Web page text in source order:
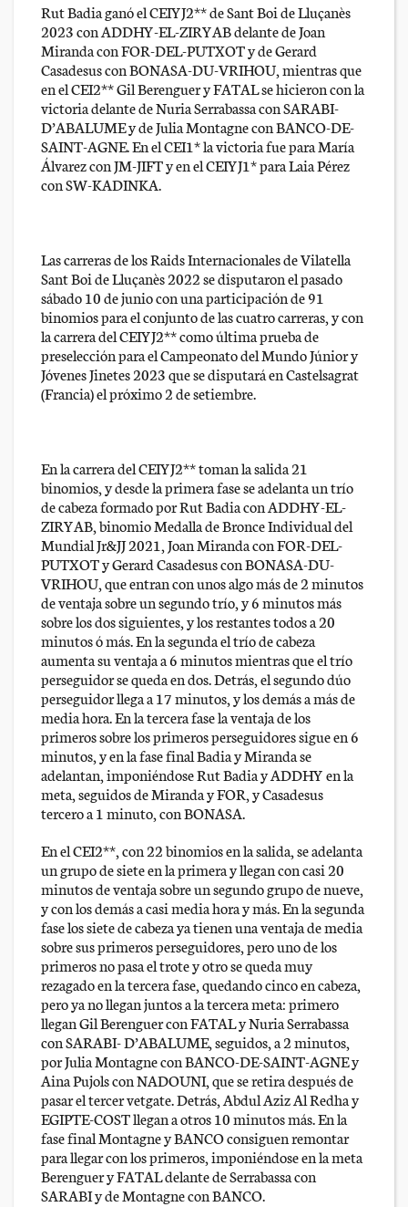
Rut Badia ganó el CEIYJ2** de Sant Boi de Lluçanès
2023 con ADDHY-EL-ZIRYAB delante de Joan
Miranda con FOR-DEL-PUTXOT y de Gerard
Casadesus con BONASA-DU-VRIHOU, mientras que
en el CEI2** Gil Berenguer y FATAL se hicieron con la
victoria delante de Nuria Serrabassa con SARABI-
D’ABALUME y de Julia Montagne con BANCO-DE-
SAINT-AGNE. En el CEI1* la victoria fue para María
Álvarez con JM-JIFT y en el CEIYJ1* para Laia Pérez
con SW-KADINKA.
Las carreras de los Raids Internacionales de Vilatella
Sant Boi de Lluçanès 2022 se disputaron el pasado
sábado 10 de junio con una participación de 91
binomios para el conjunto de las cuatro carreras, y con
la carrera del CEIYJ2** como última prueba de
preselección para el Campeonato del Mundo Júnior y
Jóvenes Jinetes 2023 que se disputará en Castelsagrat
(Francia) el próximo 2 de setiembre.
En la carrera del CEIYJ2** toman la salida 21
binomios, y desde la primera fase se adelanta un trío
de cabeza formado por Rut Badia con ADDHY-EL-
ZIRYAB, binomio Medalla de Bronce Individual del
Mundial Jr&JJ 2021, Joan Miranda con FOR-DEL-
PUTXOT y Gerard Casadesus con BONASA-DU-
VRIHOU, que entran con unos algo más de 2 minutos
de ventaja sobre un segundo trío, y 6 minutos más
sobre los dos siguientes, y los restantes todos a 20
minutos ó más. En la segunda el trío de cabeza
aumenta su ventaja a 6 minutos mientras que el trío
perseguidor se queda en dos. Detrás, el segundo dúo
perseguidor llega a 17 minutos, y los demás a más de
media hora. En la tercera fase la ventaja de los
primeros sobre los primeros perseguidores sigue en 6
minutos, y en la fase final Badia y Miranda se
adelantan, imponiéndose Rut Badia y ADDHY en la
meta, seguidos de Miranda y FOR, y Casadesus
tercero a 1 minuto, con BONASA.
En el CEI2**, con 22 binomios en la salida, se adelanta
un grupo de siete en la primera y llegan con casi 20
minutos de ventaja sobre un segundo grupo de nueve,
y con los demás a casi media hora y más. En la segunda
fase los siete de cabeza ya tienen una ventaja de media
sobre sus primeros perseguidores, pero uno de los
primeros no pasa el trote y otro se queda muy
rezagado en la tercera fase, quedando cinco en cabeza,
pero ya no llegan juntos a la tercera meta: primero
llegan Gil Berenguer con FATAL y Nuria Serrabassa
con SARABI- D’ABALUME, seguidos, a 2 minutos,
por Julia Montagne con BANCO-DE-SAINT-AGNE y
Aina Pujols con NADOUNI, que se retira después de
pasar el tercer vetgate. Detrás, Abdul Aziz Al Redha y
EGIPTE-COST llegan a otros 10 minutos más. En la
fase final Montagne y BANCO consiguen remontar
para llegar con los primeros, imponiéndose en la meta
Berenguer y FATAL delante de Serrabassa con
SARABI y de Montagne con BANCO.